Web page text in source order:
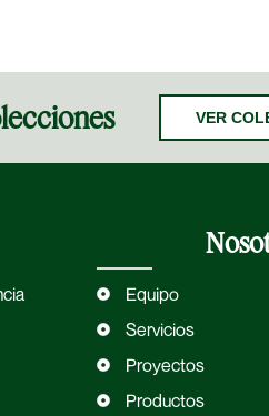
VER
Equipo
Servicios
Proyectos
Productos